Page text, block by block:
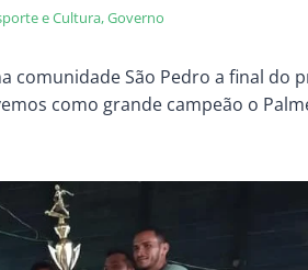
e Cultura,Governo
comunidade São Pedro a final do
como grande campeão o